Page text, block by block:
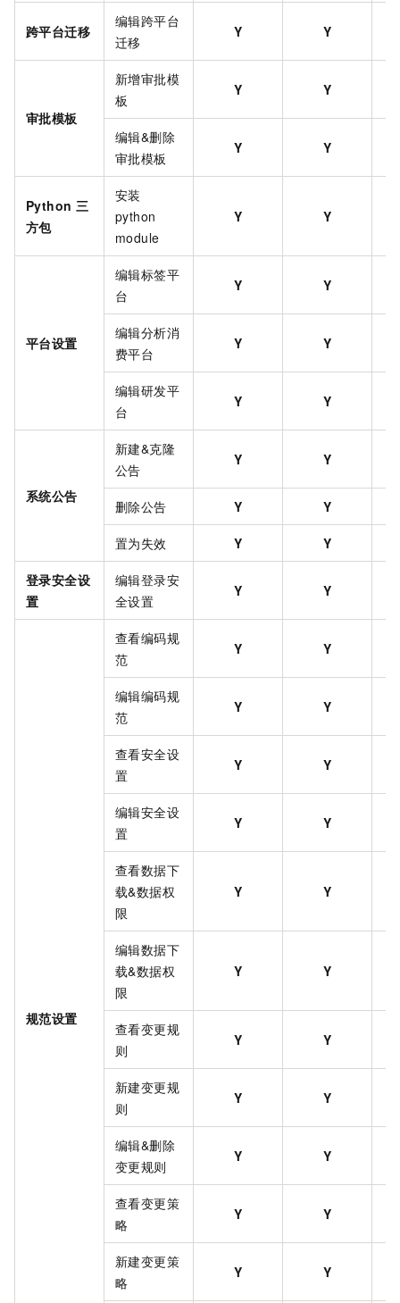
跨平台迁移
编辑跨平台
迁移
Y Y
审批模板
新增审批模
板
Y Y
编辑&删除
审批模板
Y Y
Python 三
方包
安装
python
module
Y Y
平台设置
编辑标签平
台
Y Y
编辑分析消
费平台
Y Y
编辑研发平
台
Y Y
系统公告
新建&克隆
公告
Y Y
删除公告 Y Y
置为失效 Y Y
登录安全设
置
编辑登录安
全设置
Y Y
规范设置
查看编码规
范
Y Y
编辑编码规
范
Y Y
查看安全设
置
Y Y
编辑安全设
置
Y Y
查看数据下
载&数据权
限
Y Y
编辑数据下
载&数据权
限
Y Y
查看变更规
则
Y Y
新建变更规
则
Y Y
编辑&删除
变更规则
Y Y
查看变更策
略
Y Y
新建变更策
略
Y Y